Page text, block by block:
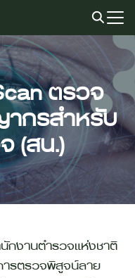
ตรวจ
กรสำหรับ
(สน.)
กงานตำรวจแห่งชาติ
ารตรวจพิสูจน์ลาย